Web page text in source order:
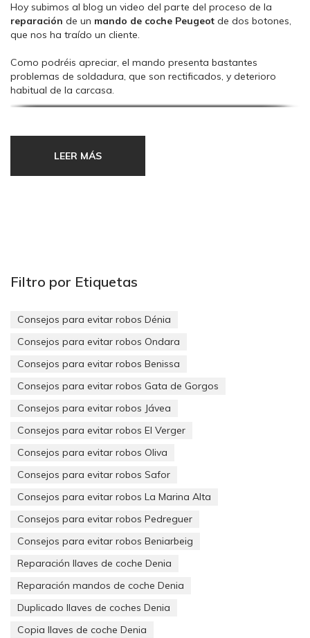
Hoy subimos al blog un video del parte del proceso de la
reparación de un mando de coche Peugeot de dos botones,
que nos ha traído un cliente.
Como podréis apreciar, el mando presenta bastantes
problemas de soldadura, que son rectificados, y deterioro
habitual de la carcasa.
LEER MÁS
Filtro por Etiquetas
Consejos para evitar robos Dénia
Consejos para evitar robos Ondara
Consejos para evitar robos Benissa
Consejos para evitar robos Gata de Gorgos
Consejos para evitar robos Jávea
Consejos para evitar robos El Verger
Consejos para evitar robos Oliva
Consejos para evitar robos Safor
Consejos para evitar robos La Marina Alta
Consejos para evitar robos Pedreguer
Consejos para evitar robos Beniarbeig
Reparación llaves de coche Denia
Reparación mandos de coche Denia
Duplicado llaves de coches Denia
Copia llaves de coche Denia